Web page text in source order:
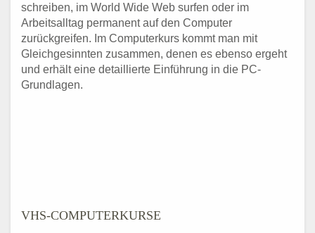
schreiben, im World Wide Web surfen oder im
Arbeitsalltag permanent auf den Computer
zurückgreifen. Im Computerkurs kommt man mit
Gleichgesinnten zusammen, denen es ebenso ergeht
und erhält eine detaillierte Einführung in die PC-
Grundlagen.
VHS-COMPUTERKURSE